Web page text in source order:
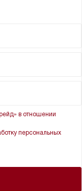
в отношении
персональных